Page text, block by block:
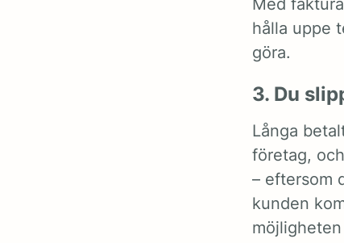
Med
hålla uppe
göra.
3. Du
Långa
företag,
– eftersom
kunden